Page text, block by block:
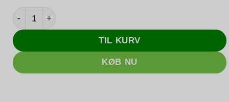
TIL KURV
KØB NU